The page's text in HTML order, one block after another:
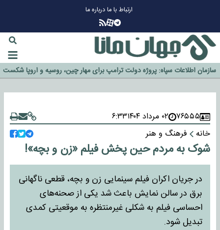
ارتباط با مادرباره ما
گزینه جدایی اوسمار روی میز مدیران پرسپولیس
آیا رئیس جمهور آمریکا قانون را دور می‌زند؟
اخراج رسمی چهره نامدار از پرسپولیس
سازمان اطلاعات سپاه: پروژه دولت ترامپ برای مهار چین، روسیه و اروپا شکست
خورد
۷۶۵۵۵ ۰۲ مرداد ۱۴۰۴
۶:۳۳
خانه
فرهنگ و هنر
شوک به مردم حین پخش فیلم «زن و بچه»!
در جریان اکران فیلم سینمایی زن و بچه، قطعی ناگهانی
برق در سالن نمایش باعث شد یکی از صحنه‌های
احساسی فیلم به شکلی غیرمنتظره به موقعیتی کمدی
تبدیل شود.